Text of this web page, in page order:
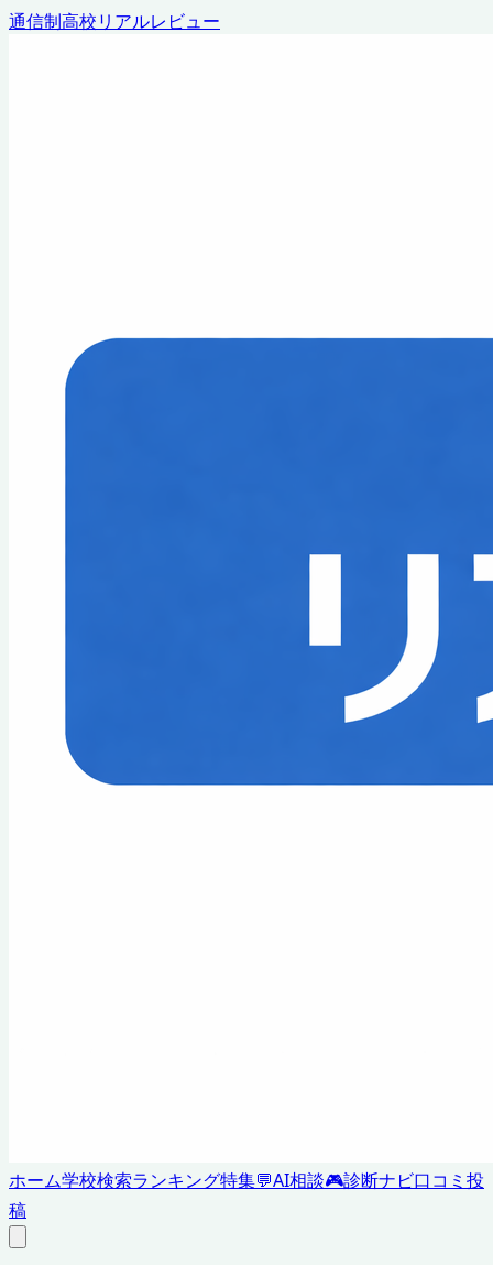
通信制高校リアルレビュー
ホーム学校検索ランキング特集💬AI相談🎮診断ナビ口コミ投
稿